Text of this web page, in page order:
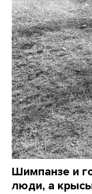
Шимпанзе и
люди, а